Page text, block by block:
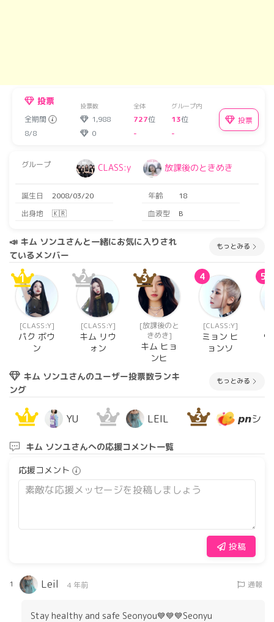
投票 投票数 全体 グループ内
全期間 1,988 727位 13位
8/8
0 - -
投票
グループ CLASS:y 放課後のときめき
誕生日 2008/03/20 年齢
18
出身地
🇰🇷 血液型 B
📣 キム ソンユさんと一緒にお気に入りされ
ているメンバー
もっとみる
1
[CLASS:Y]
パク ボウ
ン
2
[CLASS:Y]
キム リウ
ォン
3
[放課後のと
きめき]
キム ヒョ
ンヒ
4
[CLASS:Y]
ミョン ヒ
ョンソ
5
キム ソンユさんのユーザー投票数ランキ
ング
もっとみる
1 YU 2 LEIL 3 𝙥𝙣シ
キム ソンユさんへの応援コメント一覧
応援コメント
投稿
1 Leil 4 年前 通報
Stay healthy and safe Seonyou💙💙💙Seonyu